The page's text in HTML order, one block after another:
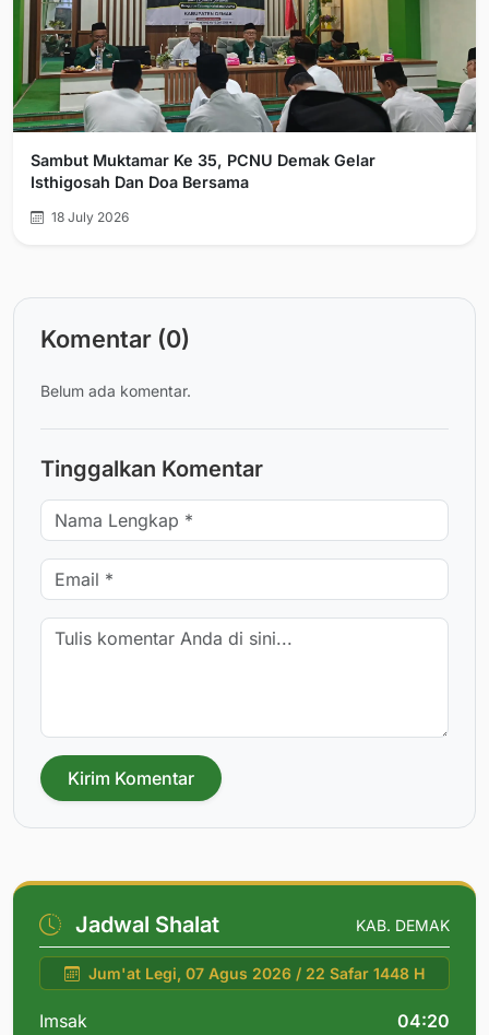
Sambut Muktamar Ke 35, PCNU Demak Gelar
Isthigosah Dan Doa Bersama
18 July 2026
Komentar (0)
Belum ada komentar.
Tinggalkan Komentar
Kirim Komentar
Jadwal Shalat KAB. DEMAK
Jum'at Legi, 07 Agus 2026 / 22 Safar 1448 H
Imsak
04:20